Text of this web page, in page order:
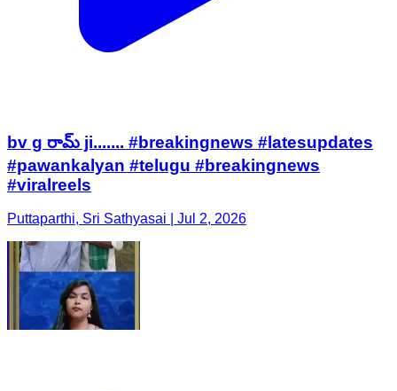
bv g రామ్ ji....... #breakingnews #latesupdates
#pawankalyan #telugu #breakingnews
#viralreels
Puttaparthi, Sri Sathyasai | Jul 2, 2026